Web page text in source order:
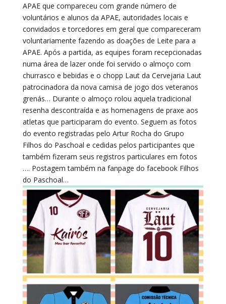
APAE que compareceu com grande número de
voluntários e alunos da APAE, autoridades locais e
convidados e torcedores em geral que compareceram
voluntariamente fazendo as doações de Leite para a
APAE. Após a partida, as equipes foram recepcionadas
numa área de lazer onde foi servido o almoço com
churrasco e bebidas e o chopp Laut da Cervejaria Laut
patrocinadora da nova camisa de jogo dos veteranos
grenás… Durante o almoço rolou aquela tradicional
resenha descontraída e as homenagens de praxe aos
atletas que participaram do evento. Seguem as fotos
do evento registradas pelo Artur Rocha do Grupo
Filhos do Paschoal e cedidas pelos participantes que
também fizeram seus registros particulares em fotos
…. Postagem também na fanpage do facebook Filhos
do Paschoal…